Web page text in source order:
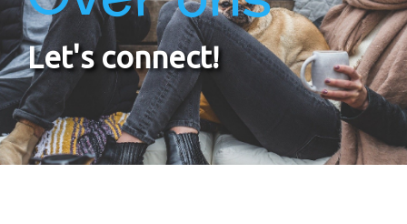
Tarieven
T.035 20 310
44
M.
Let's connect!